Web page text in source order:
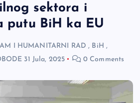
sektora i
putu BiH ka EU
I HUMANITARNI RAD , BiH ,
31 Jula, 2025 0 Comments